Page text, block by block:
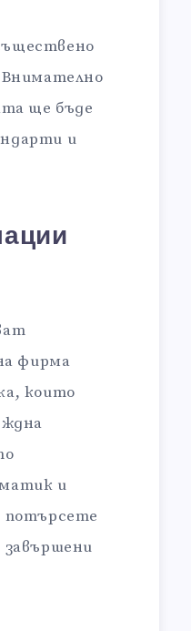
Внимателно
ще бъде
и
фирма
които
и
потърсете